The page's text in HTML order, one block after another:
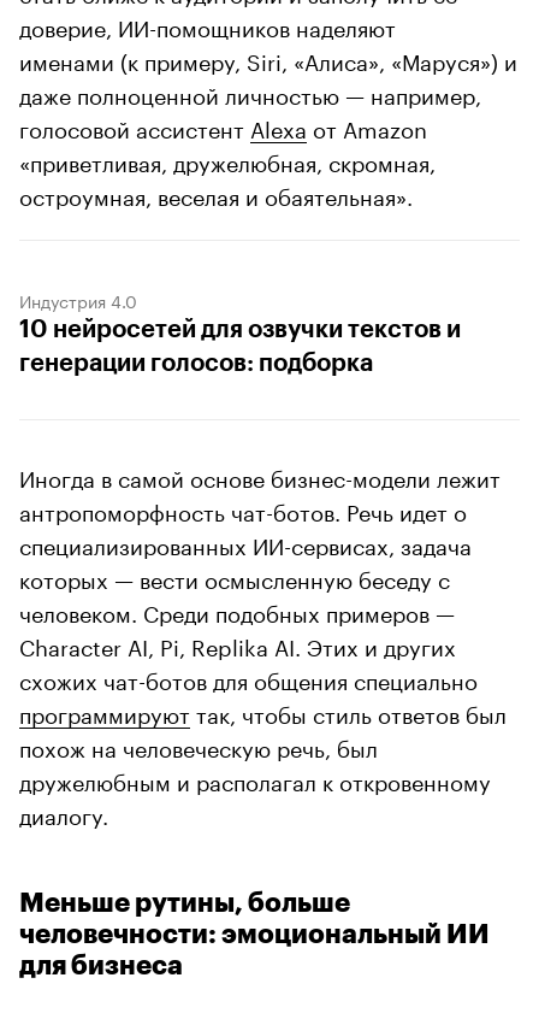
доверие, ИИ-помощников наделяют
именами (к примеру, Siri, «Алиса», «Маруся») и
даже полноценной личностью — например,
голосовой ассистент Alexa от Amazon
«приветливая, дружелюбная, скромная,
остроумная, веселая и обаятельная».
Индустрия 4.0
10 нейросетей для озвучки текстов и
генерации голосов: подборка
Иногда в самой основе бизнес-модели лежит
антропоморфность чат-ботов. Речь идет о
специализированных ИИ-сервисах, задача
которых — вести осмысленную беседу с
человеком. Среди подобных примеров —
Character AI, Pi, Replika AI. Этих и других
схожих чат-ботов для общения специально
программируюттак, чтобы стиль ответов был
похож на человеческую речь, был
дружелюбным и располагал к откровенному
диалогу.
Меньше рутины, больше
человечности: эмоциональный ИИ
для бизнеса